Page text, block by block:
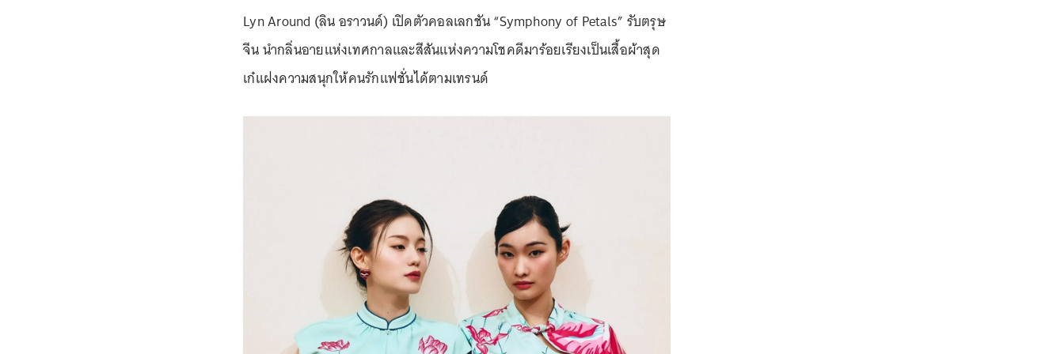
Lyn Around (ลิน อราวนด์) เปิดตัวคอลเลกชัน “Symphony of Petals” รับตรุษ
จีน นำกลิ่นอายแห่งเทศกาลและสีสันแห่งความโชคดีมาร้อยเรียงเป็นเสื้อผ้าสุด
เก๋แฝงความสนุกให้คนรักแฟชั่นได้ตามเทรนด์